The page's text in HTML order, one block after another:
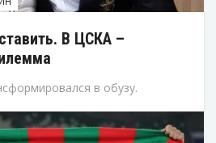
В ЦСКА –
в обузу.